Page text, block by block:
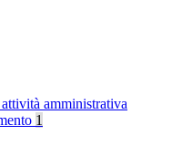
amministrativa
1